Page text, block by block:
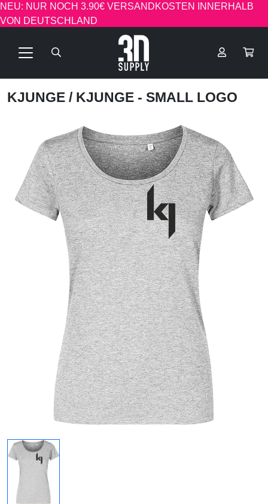
NEU: NUR NOCH 3.90€ VERSANDKOSTEN INNERHALB
VON DEUTSCHLAND
KJUNGE / KJUNGE - SMALL LOGO